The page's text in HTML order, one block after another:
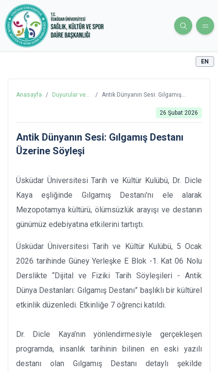
EN
Anasayfa /
Duyurular ve
/ Antik Dünyanın Sesi: Gılgamış
26 Şubat 2026
Antik Dünyanın Sesi: Gılgamış Destanı
Üzerine Söyleşi
Üsküdar Üniversitesi Tarih ve Kültür Kulübü, Dr. Dicle
Kaya eşliğinde Gılgamış Destanı’nı ele alarak
Mezopotamya kültürü, ölümsüzlük arayışı ve destanın
günümüz edebiyatına etkilerini tartıştı.
Üsküdar Üniversitesi Tarih ve Kültür Kulübü, 5 Ocak
2026 tarihinde Güney Yerleşke E Blok -1. Kat 06 Nolu
Derslikte “Dijital ve Fiziki Tarih Söyleşileri - Antik
Dünya Destanları: Gılgamış Destanı” başlıklı bir kültürel
etkinlik düzenledi. Etkinliğe 7 öğrenci katıldı.
Dr. Dicle Kaya’nın yönlendirmesiyle gerçekleşen
programda, insanlık tarihinin bilinen en eski yazılı
destanı olan Gılgamış Destanı detaylı şekilde